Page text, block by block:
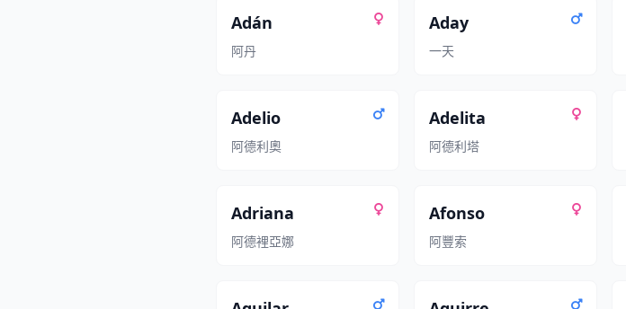
Adán
阿丹
Aday
一天
Adelio
阿德利奧
Adelita
阿德利塔
Adriana
阿德裡亞娜
Afonso
阿豐索